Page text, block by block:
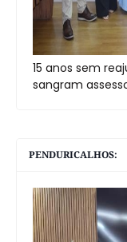
15 anos sem
sangram
PENDURICALHOS: